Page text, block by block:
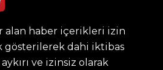
alan haber içerikleri izin
gösterilerek dahi iktibas
ve izinsiz olarak